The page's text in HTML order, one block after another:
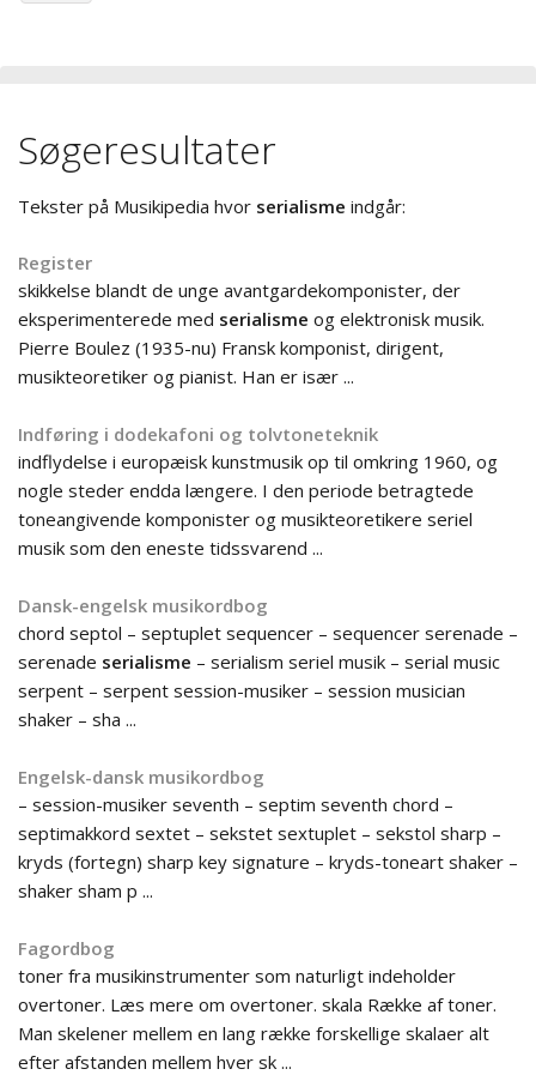
Søgeresultater
Tekster på Musikipedia hvor serialisme indgår:
Register
skikkelse blandt de unge avantgardekomponister, der
eksperimenterede med serialisme og elektronisk musik.
Pierre Boulez (1935-nu) Fransk komponist, dirigent,
musikteoretiker og pianist. Han er især ...
Indføring i dodekafoni og tolvtoneteknik
indflydelse i europæisk kunstmusik op til omkring 1960, og
nogle steder endda længere. I den periode betragtede
toneangivende komponister og musikteoretikere seriel
musik som den eneste tidssvarend ...
Dansk-engelsk musikordbog
chord septol – septuplet sequencer – sequencer serenade –
serenade serialisme – serialism seriel musik – serial music
serpent – serpent session-musiker – session musician
shaker – sha ...
Engelsk-dansk musikordbog
– session-musiker seventh – septim seventh chord –
septimakkord sextet – sekstet sextuplet – sekstol sharp –
kryds (fortegn) sharp key signature – kryds-toneart shaker –
shaker sham p ...
Fagordbog
toner fra musikinstrumenter som naturligt indeholder
overtoner. Læs mere om overtoner. skala Række af toner.
Man skelener mellem en lang række forskellige skalaer alt
efter afstanden mellem hver sk ...